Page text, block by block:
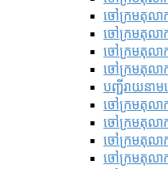
ចៅក្រមតុលាក
ចៅក្រមតុលាក
ចៅក្រមតុលាក
ចៅក្រមតុលាក
បញ្ជីរាយនាម
ចៅក្រមតុលាក
ចៅក្រមតុលាក
ចៅក្រមតុលាក
ចៅក្រមតុលាក